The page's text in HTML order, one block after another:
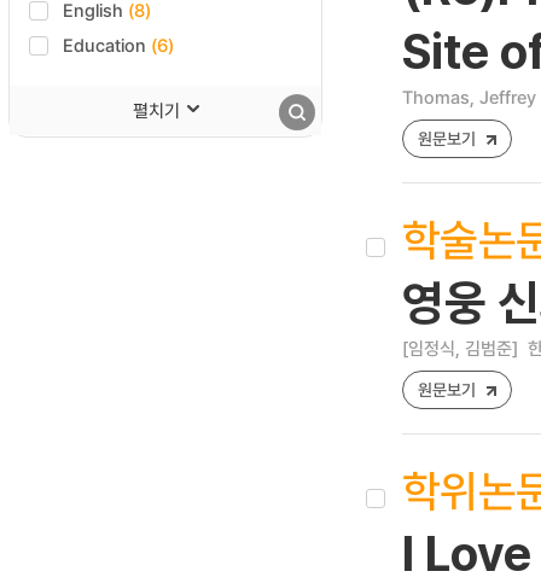
English (8)
Education (6)
펼치기
Site
Thomas, Jeffrey
원문보기
학술논
영웅
[임정식, 김범준]
원문보기
학위논
I